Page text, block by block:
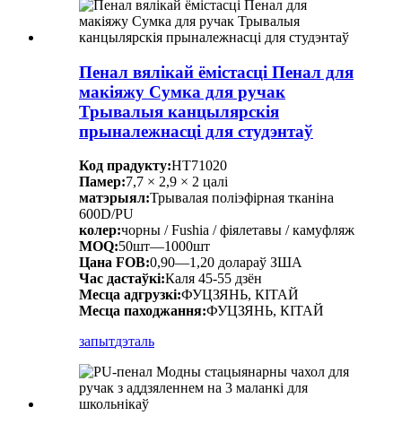
Пенал вялікай ёмістасці Пенал для
макіяжу Сумка для ручак
Трывалыя канцылярскія
прыналежнасці для студэнтаў
Код прадукту:HT71020
Памер:7,7 × 2,9 × 2 цалі
матэрыял:Трывалая поліэфірная тканіна
600D/PU
колер:чорны / Fushia / фіялетавы / камуфляж
MOQ:50шт—1000шт
Цана FOB:0,90—1,20 долараў ЗША
Час дастаўкі:Каля 45-55 дзён
Месца адгрузкі:ФУЦЗЯНЬ, КІТАЙ
Месца паходжання:ФУЦЗЯНЬ, КІТАЙ
запытдэталь